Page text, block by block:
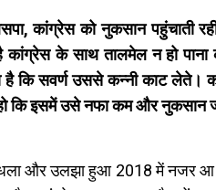
कांग्रेस को नुकसान
कांग्रेस के साथ तालमेल न हो
है कि सवर्ण उससे कन्नी काट लेते।
कि इसमें उसे नफा कम और नुकसान
और उलझा हुआ 2018 में नजर